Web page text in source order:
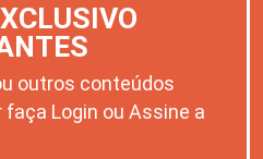
outros conteúdos
Login ou Assine a